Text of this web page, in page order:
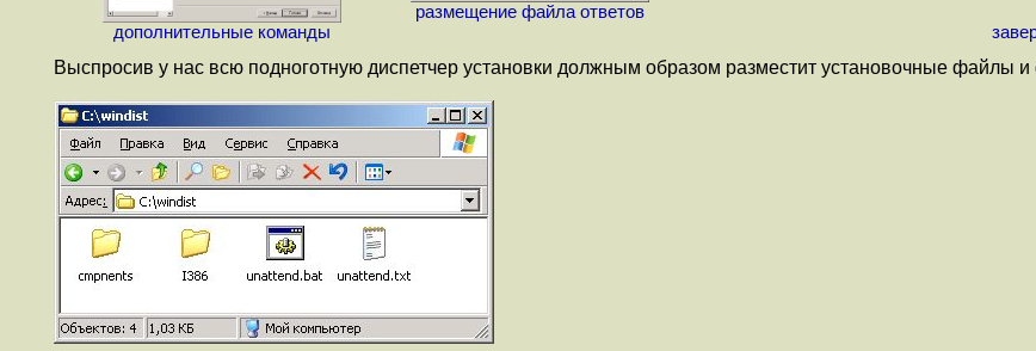
дополнительные команды
размещение файла ответов
Выспросив у нас всю подноготную диспетчер установки должным образом разместит установочные файлы и